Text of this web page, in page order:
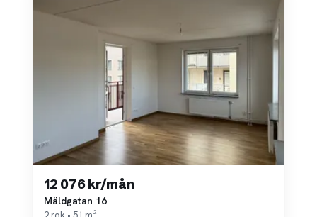
12 076 kr/mån
Mäldgatan 16